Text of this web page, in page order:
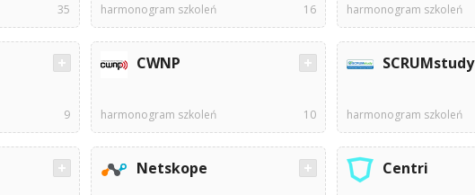
35 harmonogram szkoleń 16 harmonogram szkoleń
9
CWNP
harmonogram szkoleń 10
SCRUMstudy
harmonogram szkoleń
Netskope Centri